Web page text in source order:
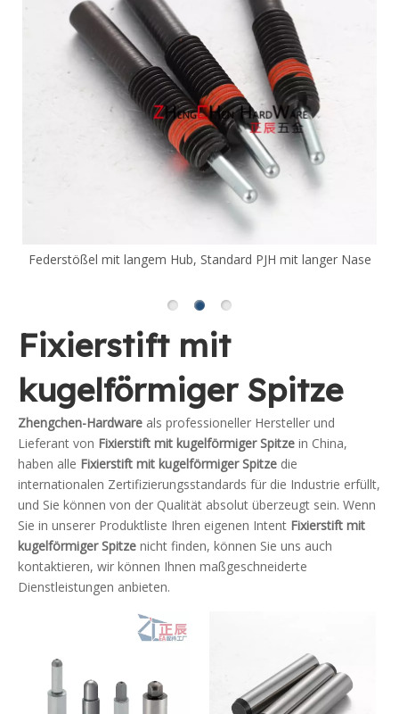
Federstößel mit langem Hub, Standard PJH mit langer Nase
Fixierstift mit
kugelförmiger Spitze
Zhengchen-Hardware als professioneller Hersteller und
Lieferant von Fixierstift mit kugelförmiger Spitze in China,
haben alle Fixierstift mit kugelförmiger Spitze die
internationalen Zertifizierungsstandards für die Industrie erfüllt,
und Sie können von der Qualität absolut überzeugt sein. Wenn
Sie in unserer Produktliste Ihren eigenen Intent Fixierstift mit
kugelförmiger Spitze nicht finden, können Sie uns auch
kontaktieren, wir können Ihnen maßgeschneiderte
Dienstleistungen anbieten.